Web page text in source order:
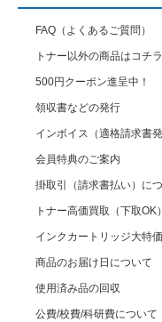
FAQ（よくあるご質問）
トナー以外の商品はコチラ
500円クーポン進呈中！
領収書などの発行
インボイス（適格請求書発
会員特典のご案内
掛取引（請求書払い）に
トナー高価買取（下取OK）
インクカートリッジ大特価
商品のお届け日について
使用済み品の回収
公費/校費/科研費について